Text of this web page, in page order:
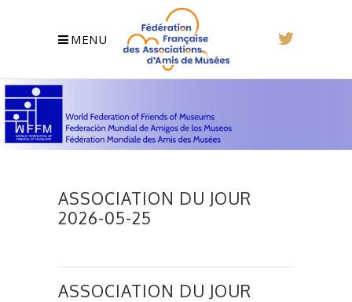
MENU
ASSOCIATION DU JOUR
2026-05-25
ASSOCIATION DU JOUR